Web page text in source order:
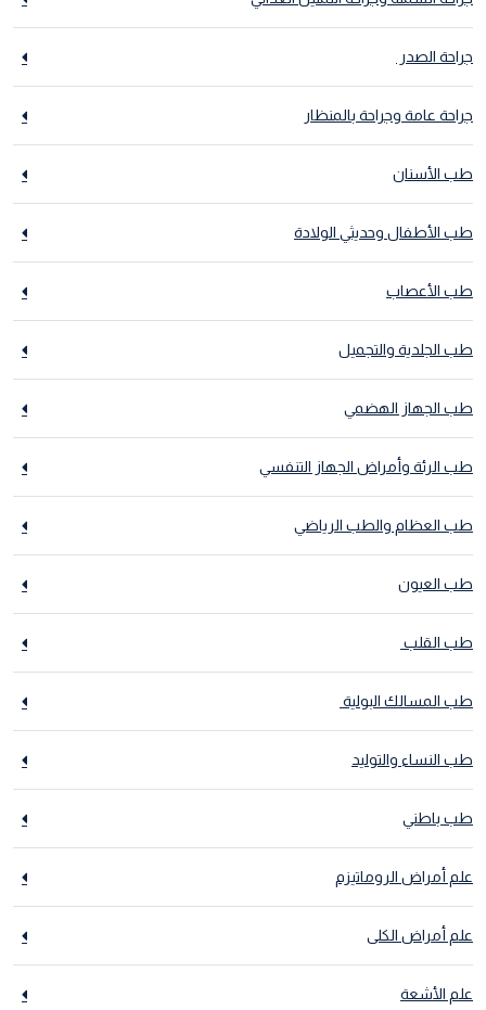
جراحة الصدر
جراحة عامة وجراحة بالمنظار
طب الأسنان
طب الأطفال وحديثي الولادة
طب الأعصاب
طب الجلدية والتجميل
طب الجهاز الهضمي
طب الرئة وأمراض الجهاز التنفسي
طب العظام والطب الرياضي
طب العيون
طب القلب
طب المسالك البولية
طب النساء والتوليد
طب باطني
علم أمراض الروماتيزم
علم أمراض الكلى
علم الأشعة